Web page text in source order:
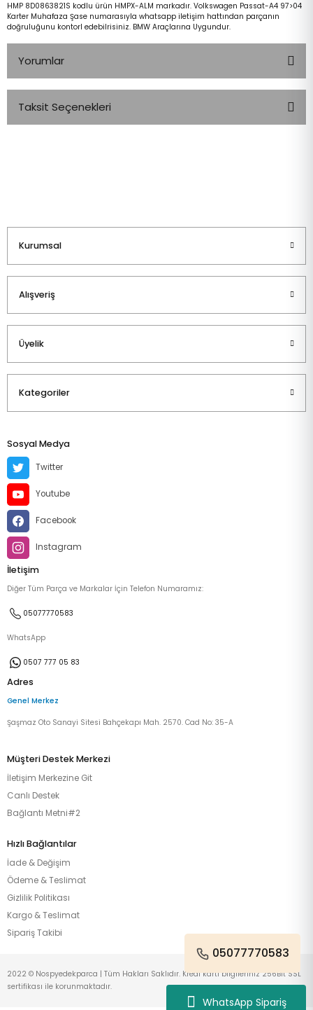
WhatsApp Sipariş
HMP 8D0863821S kodlu ürün HMPX-ALM markadır. Volkswagen Passat-A4 97>04
Karter Muhafaza Şase numarasıyla whatsapp iletişim hattından parçanın
doğruluğunu kontorl edebilrisiniz. BMW Araçlarına Uygundur.
Yorumlar
Taksit Seçenekleri
Kurumsal
Alışveriş
Üyelik
Kategoriler
Sosyal Medya
Twitter
Youtube
Facebook
Instagram
İletişim
Diğer Tüm Parça ve Markalar İçin Telefon Numaramız:
05077770583
WhatsApp
0507 777 05 83
Adres
Genel Merkez
Şaşmaz Oto Sanayi Sitesi Bahçekapı Mah. 2570. Cad No: 35-A
Müşteri Destek Merkezi
İletişim Merkezine Git
Canlı Destek
Bağlantı Metni#2
Hızlı Bağlantılar
İade & Değişim
Ödeme & Teslimat
Gizlilik Politikası
Kargo & Teslimat
Sipariş Takibi
05077770583
2022 © Nospyedekparca | Tüm Hakları Saklıdır. Kredi kartı bilgileriniz 256Bit SSL
sertifikası ile korunmaktadır.